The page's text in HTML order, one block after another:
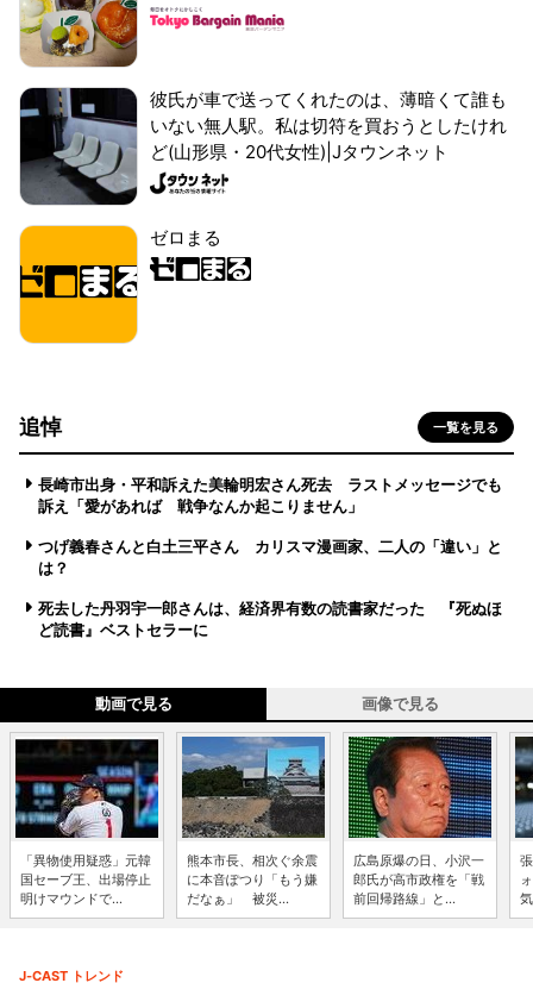
彼氏が車で送ってくれたのは、薄暗くて誰も
いない無人駅。私は切符を買おうとしたけれ
ど(山形県・20代女性)|Jタウンネット
ゼロまる
追悼 一覧を見る
長崎市出身・平和訴えた美輪明宏さん死去 ラストメッセージでも
訴え「愛があれば 戦争なんか起こりません」
つげ義春さんと白土三平さん カリスマ漫画家、二人の「違い」と
は？
死去した丹羽宇一郎さんは、経済界有数の読書家だった 『死ぬほ
ど読書』ベストセラーに
動画で見る 画像で見る
「異物使用疑惑」元韓
国セーブ王、出場停止
明けマウンドで...
熊本市長、相次ぐ余震
に本音ぽつり「もう嫌
だなぁ」 被災...
広島原爆の日、小沢一
郎氏が高市政権を「戦
前回帰路線」と...
J-CAST トレンド